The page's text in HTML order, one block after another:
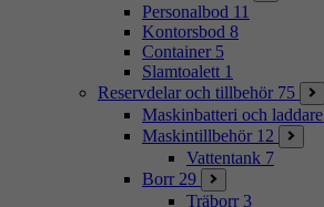
Personalbod 11
Kontorsbod 8
Container 5
Slamtoalett 1
Reservdelar och tillbehör 75
Maskinbatteri och laddare
Maskintillbehör 12
Vattentank 7
Borr 29
Träborr 3